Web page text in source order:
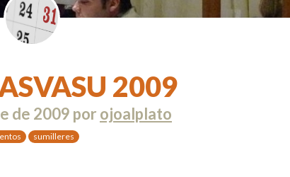
2009
de 2009 por ojoalplato
sumilleres